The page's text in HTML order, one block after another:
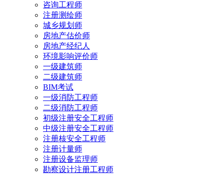
咨询工程师
注册测绘师
城乡规划师
房地产估价师
房地产经纪人
环境影响评价师
一级建筑师
二级建筑师
BIM考试
一级消防工程师
二级消防工程师
初级注册安全工程师
中级注册安全工程师
注册核安全工程师
注册计量师
注册设备监理师
勘察设计注册工程师